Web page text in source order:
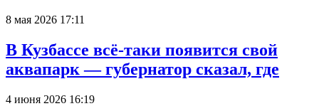
8 мая 2026 17:11
В Кузбассе всё-таки появится свой
аквапарк — губернатор сказал, где
4 июня 2026 16:19